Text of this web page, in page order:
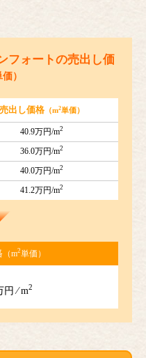
フォートの売出し価
）
売出し価格（m2単価）
40.9万円/m2
36.0万円/m2
40.0万円/m2
41.2万円/m2
（m2単価）
円 ⁄ m2